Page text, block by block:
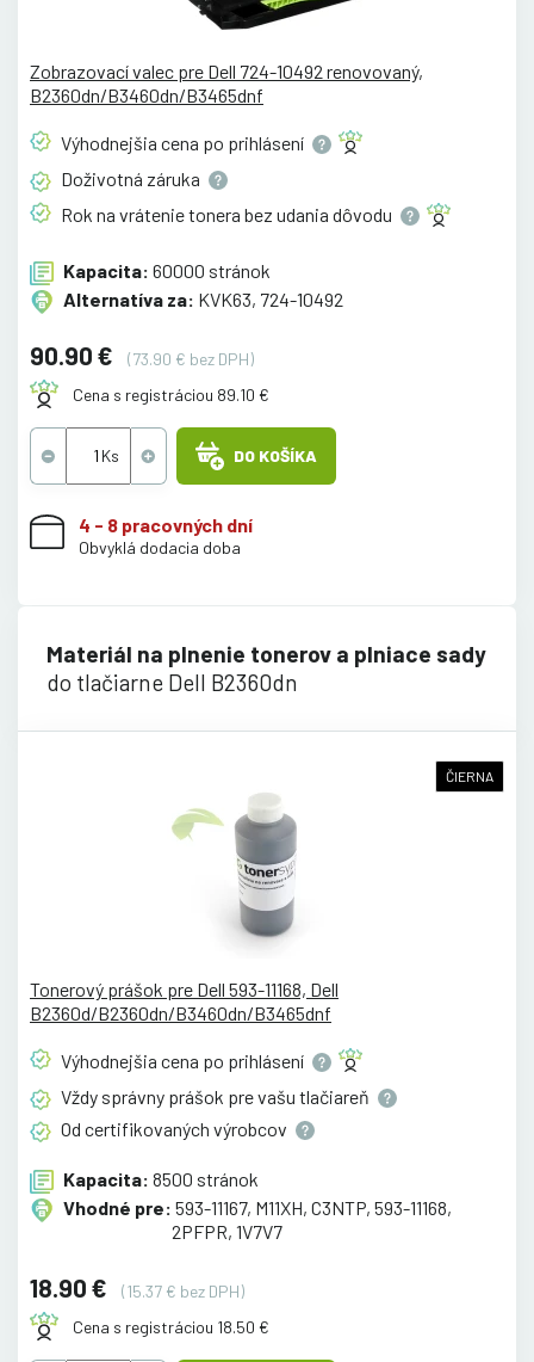
Zobrazovací valec pre Dell 724-10492 renovovaný,
B2360dn/B3460dn/B3465dnf
Výhodnejšia cena po prihlásení
Doživotná záruka
Rok na vrátenie tonera bez udania dôvodu
Kapacita: 60000 stránok
Alternatíva za: KVK63, 724-10492
90.90 €
(73.90 € bez DPH)
Cena s registráciou 89.10 €
DO KOŠÍKA
4 - 8 pracovných dní
Obvyklá dodacia doba
Materiál na plnenie tonerov a plniace sady
do tlačiarne Dell B2360dn
ČIERNA
Tonerový prášok pre Dell 593-11168, Dell
B2360d/B2360dn/B3460dn/B3465dnf
Výhodnejšia cena po prihlásení
Vždy správny prášok pre vašu tlačiareň
Od certifikovaných výrobcov
Kapacita: 8500 stránok
Vhodné pre: 593-11167, M11XH, C3NTP, 593-11168,
2PFPR, 1V7V7
18.90 €
(15.37 € bez DPH)
Cena s registráciou 18.50 €